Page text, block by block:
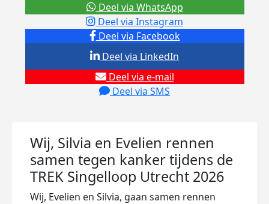
Deel via Facebook
Deel via Instagram
Deel via e-mail
Deel via SMS
Deel via LinkedIn
Deel via WhatsApp
Wij, Silvia en Evelien rennen
samen tegen kanker tijdens de
TREK Singelloop Utrecht 2026
Wij, Evelien en Silvia, gaan samen rennen